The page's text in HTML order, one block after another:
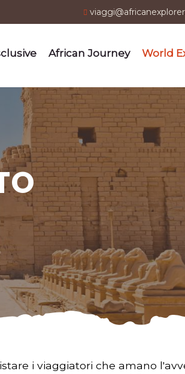
African Journey World
i viaggiatori che amano